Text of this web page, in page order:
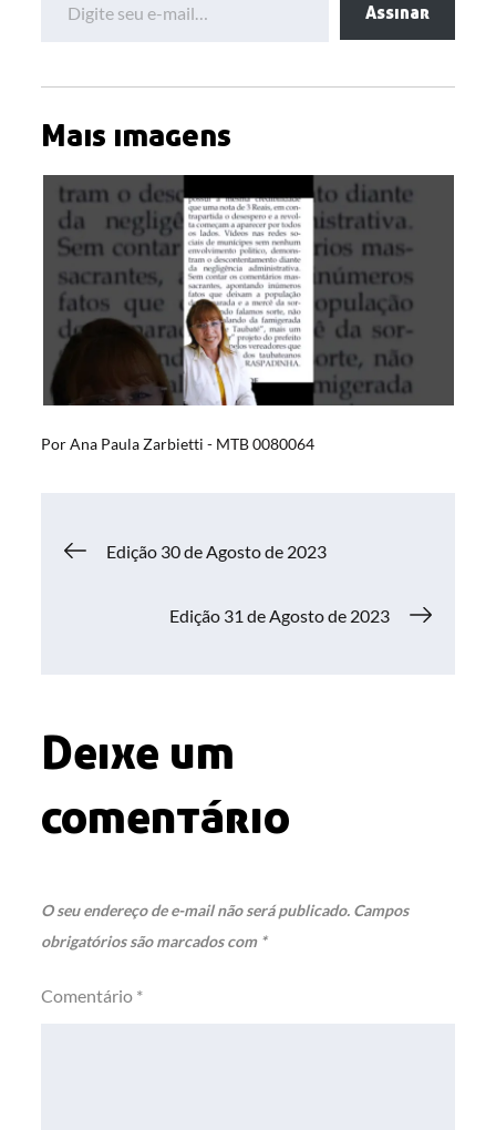
Assinar
Mais imagens
PorAna Paula Zarbietti - MTB 0080064
Navegação
Edição 30 de Agosto de 2023
Edição 31 de Agosto de 2023
Deixe um
comentário
O seu endereço de e-mail não será publicado. Campos
obrigatórios são marcados com *
Comentário *